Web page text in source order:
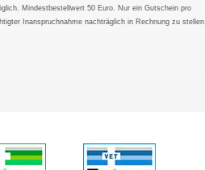
Mindestbestellwert 50 Euro. Nur ein Gutschein pro
Inanspruchnahme nachträglich in Rechnung zu stellen.